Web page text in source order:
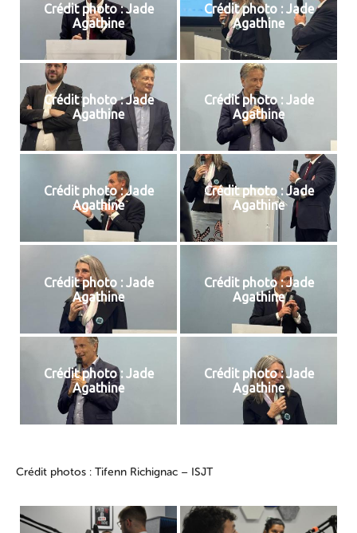
Crédit photo : Jade
Agathine
Crédit photo : Jade
Agathine
Crédit photo : Jade
Agathine
Crédit photo : Jade
Agathine
Crédit photo : Jade
Agathine
Crédit photo : Jade
Agathine
Crédit photo : Jade
Agathine
Crédit photo : Jade
Agathine
Crédit photo : Jade
Agathine
Crédit photo : Jade
Agathine
Crédit photos : Tifenn Richignac – ISJT